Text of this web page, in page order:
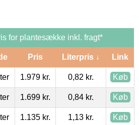
for plantesække inkl. fragt*
Pris Literpris ↓ Link
1.979 kr. 0,82 kr. Køb
1.699 kr. 0,84 kr. Køb
1.135 kr. 1,13 kr. Køb